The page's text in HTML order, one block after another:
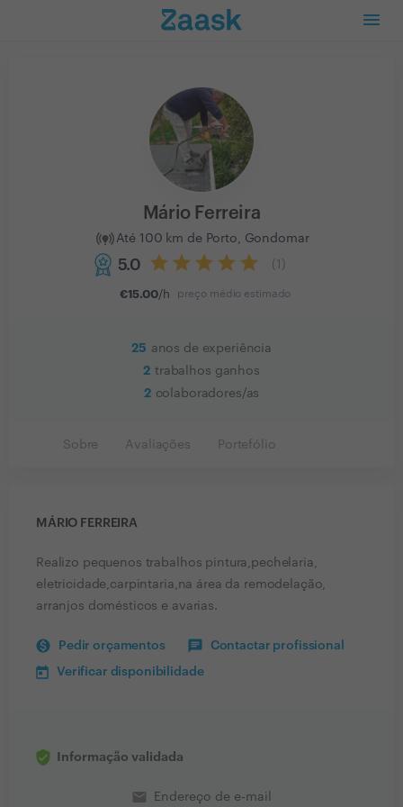
Mário Ferreira
Até 100 km de Porto, Gondomar
5.0 1
€15.00/h preço médio estimado
25 anos de experiência
2 trabalhos ganhos
2 colaboradores/as
Sobre Avaliações Portefólio
MÁRIO FERREIRA
Realizo pequenos trabalhos pintura,pechelaria,
eletricidade,carpintaria,na área da remodelação,
arranjos domésticos e avarias.
Pedir orçamentos Contactar profissional
Verificar disponibilidade
Informação validada
email Endereço de e-mail